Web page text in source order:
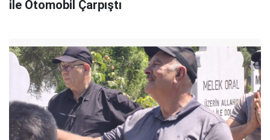
ile Otomobil Çarpıştı